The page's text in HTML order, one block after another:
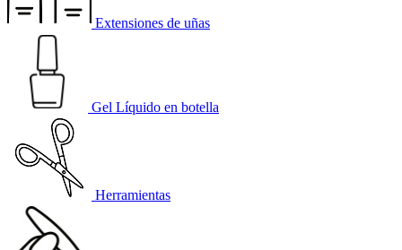
Extensiones de uñas
Gel Líquido en botella
Herramientas